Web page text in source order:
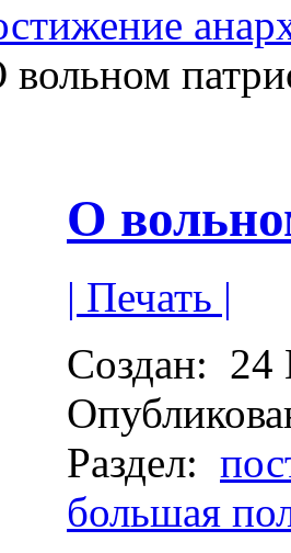
вольном
О
| Печать |
Создан: 24
Раздел:
большая